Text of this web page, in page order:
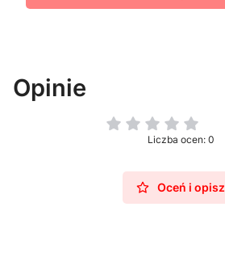
Opinie
Liczba ocen: 0
Oceń i opisz